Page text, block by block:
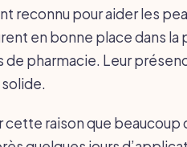
reconnu pour aider les
en bonne place dans la
pharmacie. Leur
cette raison que